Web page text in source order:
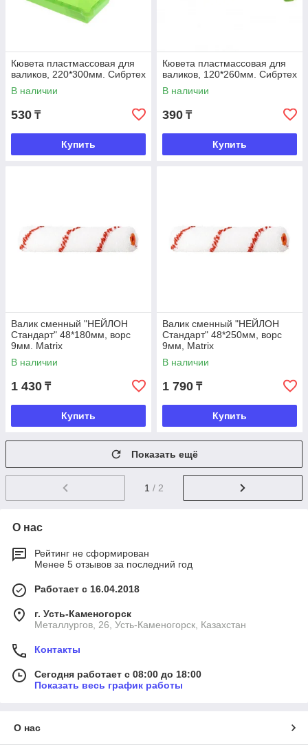
Кювета пластмассовая для
валиков, 220*300мм. Сибртех
В наличии
530 ₸
Купить
Кювета пластмассовая для
валиков, 120*260мм. Сибртех
В наличии
390 ₸
Купить
Валик сменный "НЕЙЛОН
Стандарт" 48*180мм, ворс
9мм. Matrix
В наличии
1 430 ₸
Купить
Валик сменный "НЕЙЛОН
Стандарт" 48*250мм, ворс
9мм, Matrix
В наличии
1 790 ₸
Купить
Показать ещё
1 / 2
О нас
Рейтинг не сформирован
Менее 5 отзывов за последний год
Работает с 16.04.2018
г. Усть-Каменогорск
Металлургов, 26, Усть-Каменогорск, Казахстан
Контакты
Сегодня работает с 08:00 до 18:00
Показать весь график работы
О нас